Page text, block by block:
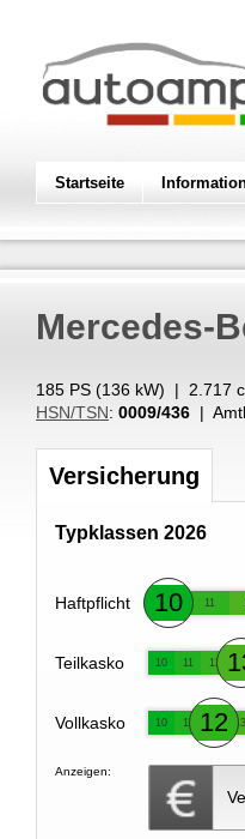
Startseite
Mercedes-
185 PS (136 kW) | 2.717
HSN/TSN: 0009/436 |
Versicherung
Typklassen 2026
Haftpflicht 10 11
Teilkasko 10 11 12
Vollkasko 10 11 12 13
Anzeigen: